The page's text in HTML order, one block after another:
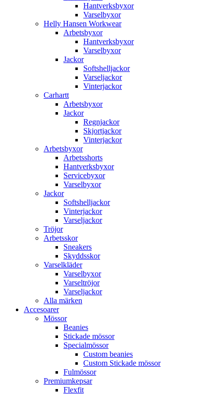
Hantverksbyxor
Varselbyxor
Helly Hansen Workwear
Arbetsbyxor
Hantverksbyxor
Varselbyxor
Jackor
Softshelljackor
Varseljackor
Vinterjackor
Carhartt
Arbetsbyxor
Jackor
Regnjackor
Skjortjackor
Vinterjackor
Arbetsbyxor
Arbetsshorts
Hantverksbyxor
Servicebyxor
Varselbyxor
Jackor
Softshelljackor
Vinterjackor
Varseljackor
Tröjor
Arbetsskor
Sneakers
Skyddsskor
Varselkläder
Varselbyxor
Varseltröjor
Varseljackor
Alla märken
Accesoarer
Mössor
Beanies
Stickade mössor
Specialmössor
Custom beanies
Custom Stickade mössor
Fulmössor
Premiumkepsar
Flexfit